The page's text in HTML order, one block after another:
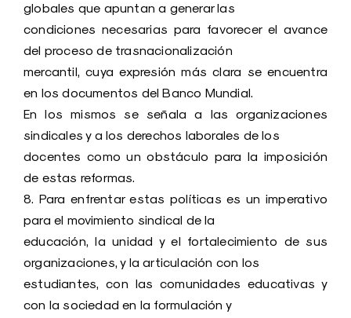
globales que apuntan a generar las
condiciones necesarias para favorecer el avance
del proceso de trasnacionalización
mercantil, cuya expresión más clara se encuentra
en los documentos del Banco Mundial.
En los mismos se señala a las organizaciones
sindicales y a los derechos laborales de los
docentes como un obstáculo para la imposición
de estas reformas.
8. Para enfrentar estas políticas es un imperativo
para el movimiento sindical de la
educación, la unidad y el fortalecimiento de sus
organizaciones, y la articulación con los
estudiantes, con las comunidades educativas y
con la sociedad en la formulación y